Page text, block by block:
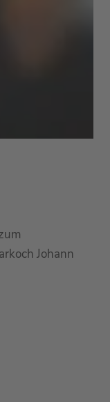
Johann